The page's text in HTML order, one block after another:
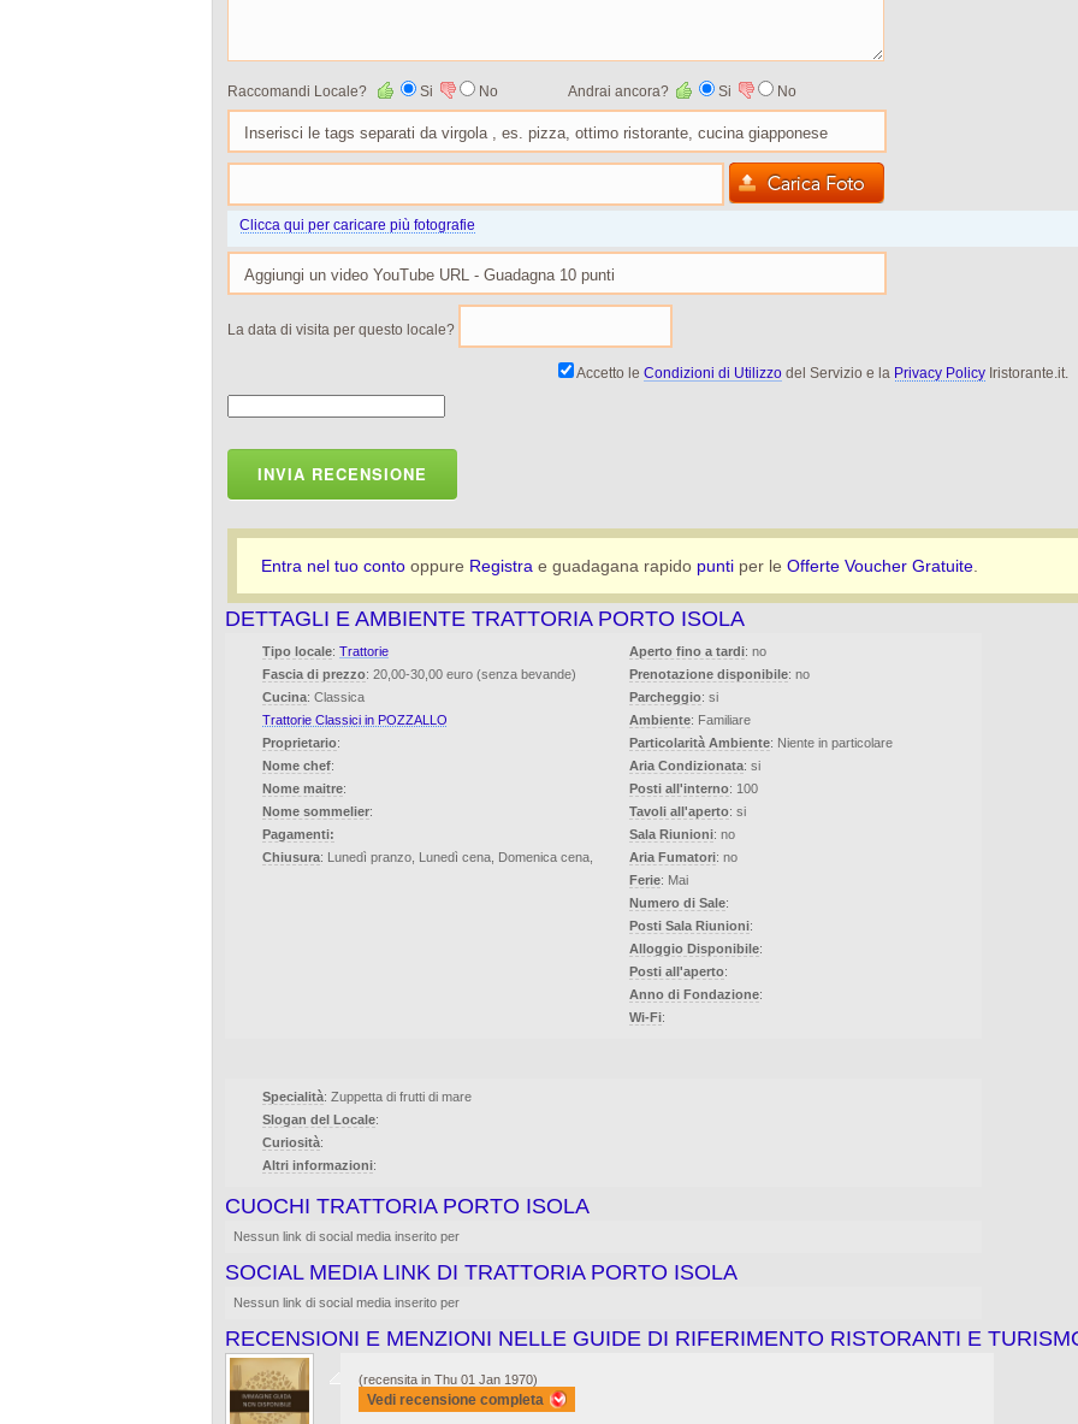
Raccomandi Locale? Si No Andrai ancora? Si No
Clicca qui per caricare più fotografie
La data di visita per questo locale?
Accetto le Condizioni di Utilizzodel Servizio e la Privacy PolicyIristorante.it.
INVIA RECENSIONE
Entra nel tuo conto oppure Registra e guadagana rapido punti per le Offerte Voucher Gratuite
DETTAGLI E AMBIENTE TRATTORIA PORTO ISOLA
Tipo locale: Trattorie
Fascia di prezzo: 20,00-30,00 euro (senza bevande)
Cucina: Classica
Trattorie Classici in POZZALLO
Proprietario:
Nome chef:
Nome maitre:
Nome sommelier:
Pagamenti:
Chiusura: Lunedì pranzo, Lunedì cena, Domenica cena,
Aperto fino a tardi: no
Prenotazione disponibile: no
Parcheggio: si
Ambiente: Familiare
Particolarità Ambiente: Niente in particolare
Aria Condizionata: si
Posti all'interno: 100
Tavoli all'aperto: si
Sala Riunioni: no
Aria Fumatori: no
Ferie: Mai
Numero di Sale:
Posti Sala Riunioni:
Alloggio Disponibile:
Posti all'aperto:
Anno di Fondazione:
Wi-Fi:
Specialità: Zuppetta di frutti di mare
Slogan del Locale:
Curiosità:
Altri informazioni:
CUOCHI TRATTORIA PORTO ISOLA
Nessun link di social media inserito per
SOCIAL MEDIA LINK DI TRATTORIA PORTO ISOLA
Nessun link di social media inserito per
RECENSIONI E MENZIONI NELLE GUIDE DI RIFERIMENTO RISTORANTI E
(recensita in Thu 01 Jan 1970)
Vedi recensione completa